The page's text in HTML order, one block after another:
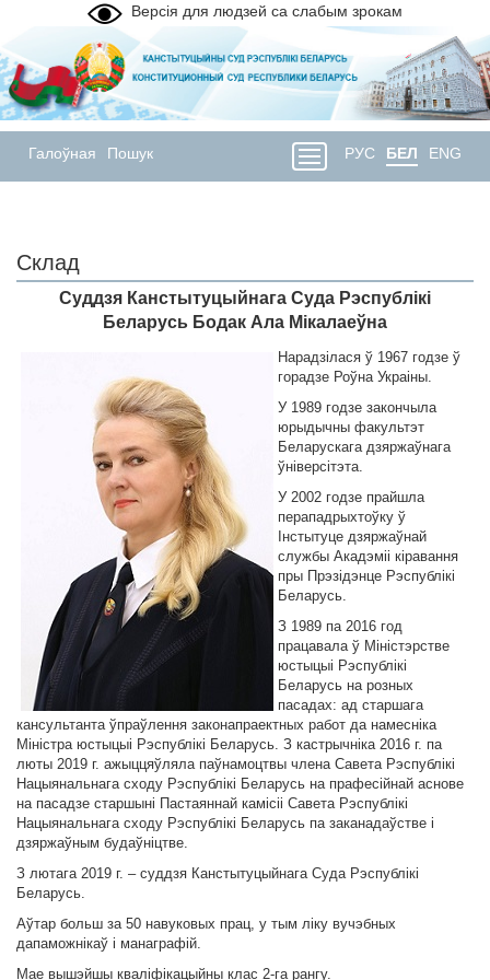
Версія для людзей са слабым зрокам
Галоўная Пошук РУС БЕЛ ENG
Склад
Суддзя Канстытуцыйнага Суда Рэспублікі
Беларусь Бодак Ала Мікалаеўна
Нарадзiлася ў 1967 годзе ў
горадзе Роўна Украiны.
У 1989 годзе закончыла
юрыдычны факультэт
Беларускага дзяржаўнага
ўнiверсiтэта.
У 2002 годзе прайшла
перападрыхтоўку ў
Інстытуце дзяржаўнай
службы Акадэміі кіравання
пры Прэзідэнце Рэспублікі
Беларусь.
З 1989 па 2016 год
працавала ў Міністэрстве
юстыцыі Рэспублікі
Беларусь на розных
пасадах: ад старшага
кансультанта ўпраўлення законапраектных работ да намесніка
Міністра юстыцыі Рэспублікі Беларусь. З кастрычніка 2016 г. па
люты 2019 г. ажыццяўляла паўнамоцтвы члена Савета Рэспублікі
Нацыянальнага сходу Рэспублікі Беларусь на прафесійнай аснове
на пасадзе старшыні Пастаяннай камісіі Савета Рэспублікі
Нацыянальнага сходу Рэспублікі Беларусь па заканадаўстве і
дзяржаўным будаўніцтве.
З лютага 2019 г. – суддзя Канстытуцыйнага Суда Рэспублікі
Беларусь.
Аўтар больш за 50 навуковых прац, у тым ліку вучэбных
дапаможнікаў і манаграфій.
Мае вышэйшы кваліфікацыйны клас 2-га рангу.